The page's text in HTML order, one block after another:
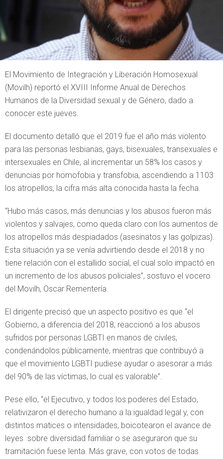
El Movimiento de Integración y Liberación Homosexual
(Movilh) reportó el XVIII Informe Anual de Derechos
Humanos de la Diversidad sexual y de Género, dado a
conocer este jueves.
El documento detalló que el 2019 fue el año más violento
para las personas lesbianas, gays, bisexuales, transexuales e
intersexuales en Chile, al incrementar un 58% los casos y
denuncias por homofobia y transfobia, ascendiendo a 1103
los atropellos, la cifra más alta conocida hasta la fecha.
“Hubo más casos, más denuncias y los abusos fueron más
violentos y salvajes, como queda claro con los aumentos de
los atropellos más despiadados (asesinatos y las golpizas).
Esta situación ya se venía advirtiendo desde el 2018 y no
tiene relación con el estallido social, el cual solo impactó en
un incremento de los abusos policiales”, sostuvo el vocero
del Movilh, Oscar Rementería.
El dirigente precisó que un aspecto positivo es que “el
Gobierno, a diferencia del 2018, reaccionó a los abusos
sufridos por personas LGBTI en manos de civiles,
condenándolos públicamente, mientras que contribuyó a
que el movimiento LGBTI pudiese ayudar o asesorar a más
del 90% de las víctimas, lo cual es valorable”.
Pese ello, “el Ejecutivo, y todos los poderes del Estado,
relativizaron el derecho humano a la igualdad legal y, con
distintos matices o intensidades, boicotearon el avance de
leyes sobre diversidad familiar o se aseguraron que su
tramitación fuese lenta. Más grave, con votos de todas